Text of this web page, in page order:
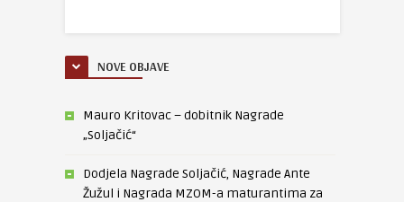
NOVE OBJAVE
Mauro Kritovac – dobitnik Nagrade
„Soljačić“
Dodjela Nagrade Soljačić, Nagrade Ante
Žužul i Nagrada MZOM-a maturantima za